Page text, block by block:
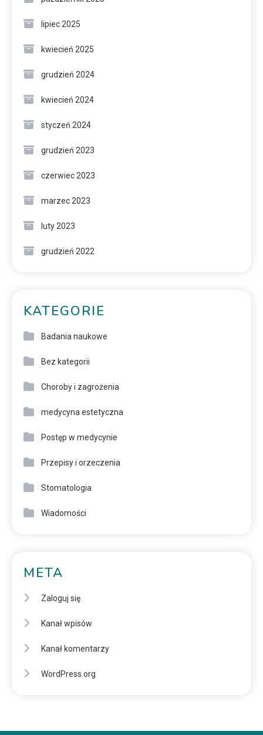
lipiec 2025
kwiecień 2025
grudzień 2024
kwiecień 2024
styczeń 2024
grudzień 2023
czerwiec 2023
marzec 2023
luty 2023
grudzień 2022
KATEGORIE
Badania naukowe
Bez kategorii
Choroby i zagrożenia
medycyna estetyczna
Postęp w medycynie
Przepisy i orzeczenia
Stomatologia
Wiadomości
META
Zaloguj się
Kanał wpisów
Kanał komentarzy
WordPress.org